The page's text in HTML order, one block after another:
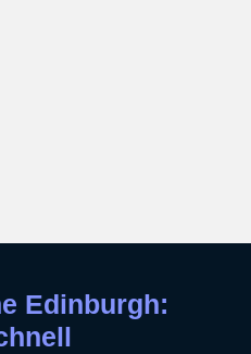
Edinburgh: